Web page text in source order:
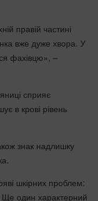
правій частині
вже дуже хвора. У
фахівцю», –
сприяє
в крові рівень
знак надлишку
шкірних проблем:
Ще один характерний